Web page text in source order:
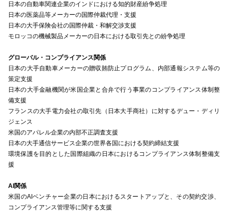
日本の自動車関連企業のインドにおける知的財産紛争処理
日本の医薬品等メーカーの国際仲裁代理・支援
日本の大手保険会社の国際仲裁・和解交渉支援
モロッコの機械製品メーカーの日本における取引先との紛争処理
グローバル・コンプライアンス関係
日本の大手自動車メーカーの贈収賄防止プログラム、内部通報システム等の
策定支援
日本の大手金融機関が米国企業と合弁で行う事業のコンプライアンス体制整
備支援
フランスの大手電力会社の取引先（日本大手商社）に対するデュー・ディリ
ジェンス
米国のアパレル企業の内部不正調査支援
日本の大手通信サービス企業の世界各国における契約締結支援
環境保護を目的とした国際組織の日本におけるコンプライアンス体制整備支
援
AI関係
米国のAIベンチャー企業の日本におけるスタートアップと、その契約交渉、
コンプライアンス管理等に関する支援